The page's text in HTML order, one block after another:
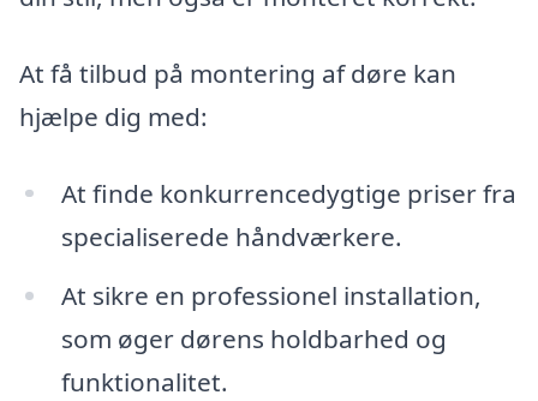
At få tilbud på montering af døre kan
hjælpe dig med:
At finde konkurrencedygtige priser fra
specialiserede håndværkere.
At sikre en professionel installation,
som øger dørens holdbarhed og
funktionalitet.